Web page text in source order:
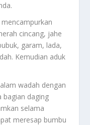
cincang, jahe
garam, lada,
Kemudian aduk
wadah dengan
bagian daging
selama
meresap bumbu